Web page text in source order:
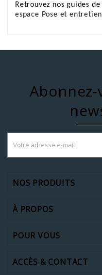
Retrouvez nos guides
espace Pose et entretien
NOS PRODUITS
À PROPOS
POUR VOUS
ACCÈS & CONTACT